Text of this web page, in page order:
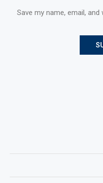
Save my name, email,